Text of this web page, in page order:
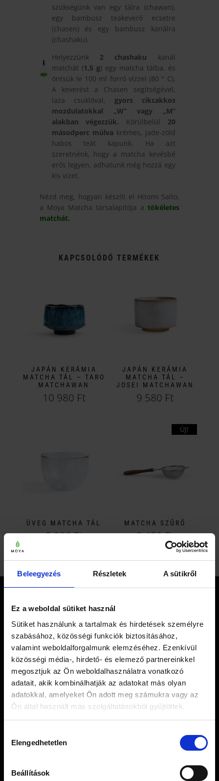
Beleegyezés Részletek A sütikről
Ez a weboldal sütiket használ
Sütiket használunk a tartalmak és hirdetések személyre
szabásához, közösségi funkciók biztosításához,
valamint weboldalforgalmunk elemzéséhez. Ezenkívül
közösségi média-, hirdető- és elemező partnereinkkel
megosztjuk az Ön weboldalhasználatra vonatkozó
adatait, akik kombinálhatják az adatokat más olyan
adatokkal, amelyeket Ön adott meg számukra vagy az
Ön által használt más szolgáltatásokból gyűjtöttek.
kiválasztása
Elengedhetetlen
Beállítások
szükségünk van egy tálra (chawan),
egy bambusz teakeverő ecsetre
(chasen) és egy bambusz kanálra
(chashaku).
Helyezzünk 2 chashaku kanál
matchát (1,5 g) egy matcha tálba, és
öntsük le 100 ml forró vízzel (80 ° C).
A keverést a Chasen segítségével,
laza csuklóval, gyors cikcakkos
mozdulatokkal „W” vagy „M”
alakban végezzük. Körülbelül 20
másodperc múlva krémes, jade-zöld
habos teát kapunk. Ha azt
szeretnénk, hogy a matcha kevésbé
erős legyen, adhatunk még hozzá egy
kis vizet.
Nézd meg, hogyan készíti el Hitomi Saito,
a Moya Matcha társalapítója atökéletes
matchát.
KAPCSOLÓDÓ TERMÉKEK
JAPÁN KERÁMIA
MATCHA TÁL – TARO
MATCHAWAN
10 980 Ft
JAPÁN KERÁMIA
MATCHA TÁL –
JOSEI MATCHAWAN
9 580 Ft
ÜVEG MATCHA TÁL
5 990Ft
ÚJ!
MATCHA SZŰRŐ
2 450Ft
MOYA TEA LIMITED
Tel.: +36 20 423 4149
Email: info@moyamatcha.hu
WEBSHOP
Ajándékcsomagok
Matcha Receptek